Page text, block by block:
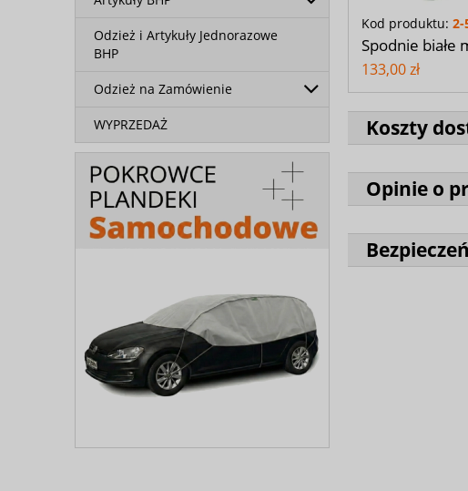
Odzież i Artykuły Jednorazowe
BHP
Odzież na Zamówienie
WYPRZEDAŻ
Kod produktu: 2-
Spodnie białe
133,00 zł
Koszty
Opinie o